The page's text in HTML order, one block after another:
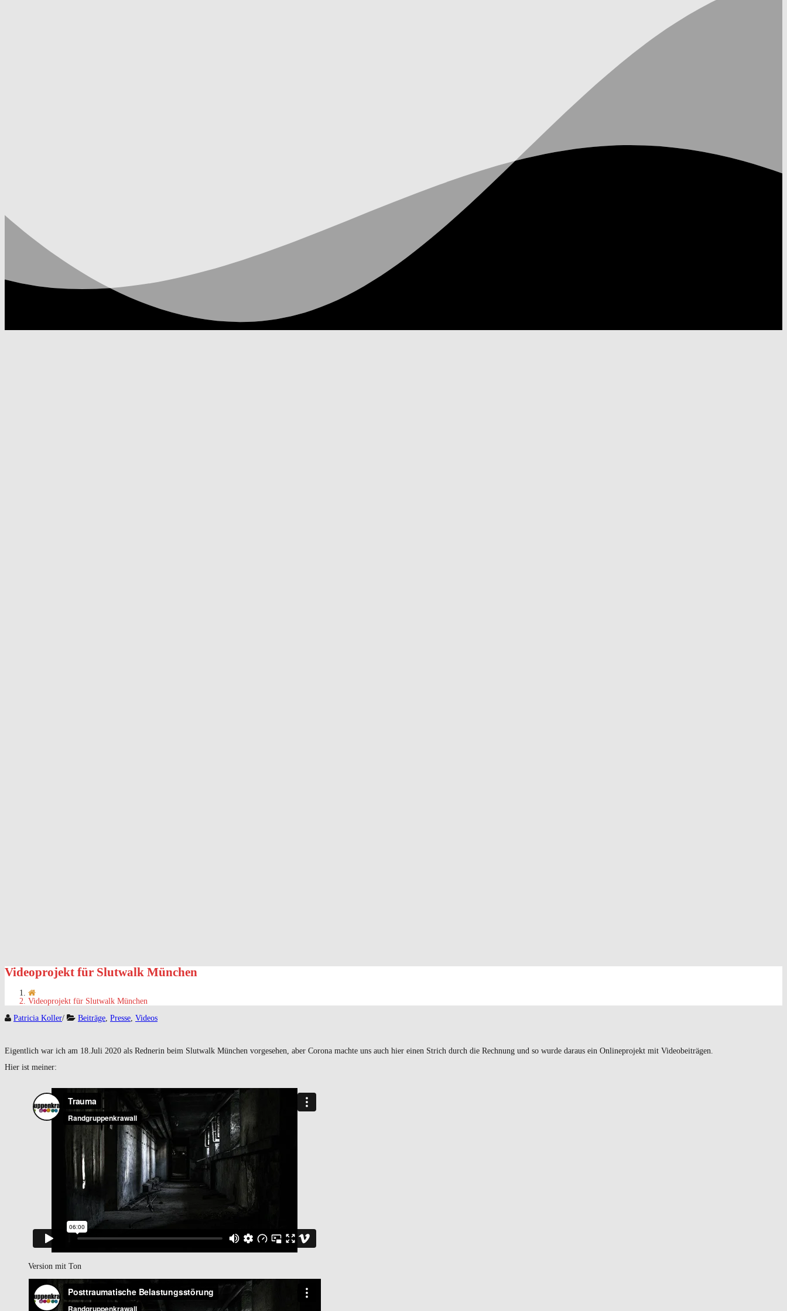
Videoprojekt für Slutwalk München
Videoprojekt für Slutwalk München
Patricia Koller/ Beiträge, Presse, Videos
Eigentlich war ich am 18.Juli 2020 als Rednerin beim Slutwalk München vorgesehen, aber Corona machte uns auch hier einen Strich durch die Rechnung und so wurde daraus ein Onlineprojekt mit Videobeiträgen.
Hier ist meiner:
Version mit Ton